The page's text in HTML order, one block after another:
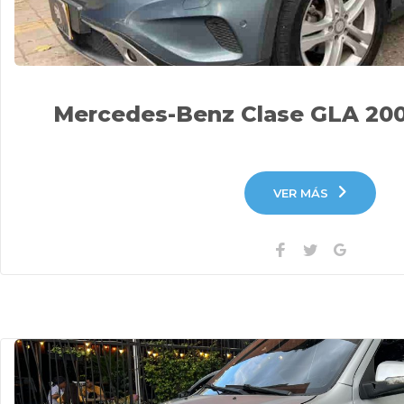
Mercedes-Benz Clase GLA
VER MÁS
Facebook
TwitterGoogle+